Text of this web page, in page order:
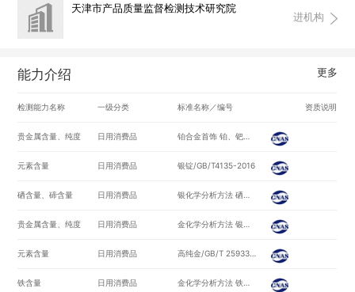
天津市产品质量监督检测技术研究院
进机构
能力介绍 更多
检测能力名称 一级分类 标准名称／编号 资质说明
贵金属含量、纯度 日用消费品 铂合金首饰 铂、钯含量的测定氯铂酸铵重量法和丁二酮肟重量法/GB/T 19720-2005
元素含量 日用消费品 银锭/GB/T4135-2016
硒含量、碲含量 日用消费品 银化学分析方法 硒和碲量的测定 电感耦合等离子体原子发射光谱法/GB/T 11067.3-2006
贵金属含量、纯度 日用消费品
元素含量 日用消费品 高纯金/GB/T 25933-2010
铁含量 日用消费品 金化学分析方法 铁量的测定 火焰原子吸收光谱法/GB/T 11066.3-2008